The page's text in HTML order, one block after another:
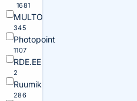
1681
MULTO
345
Photopoint
1107
RDE.EE
2
Ruumik
286